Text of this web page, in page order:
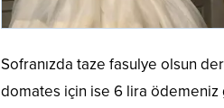
Sofranızda taze fasulye olsun
domates için ise 6 lira ödemeniz